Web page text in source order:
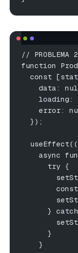
//
function
const
data:
loading:
error:
  });
async
      try {
}
      }
    }